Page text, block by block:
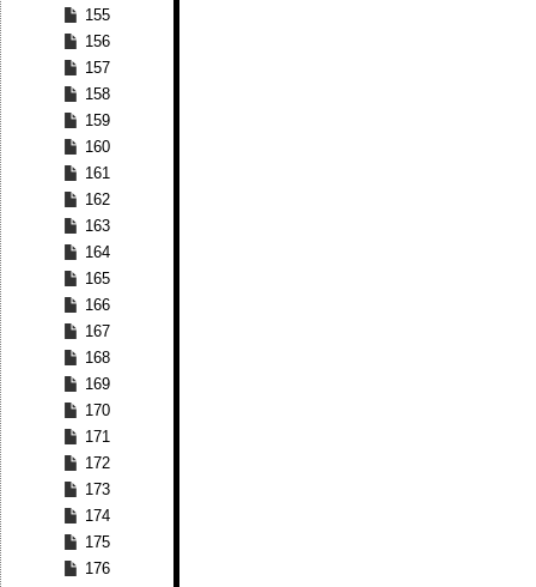
155
156
157
158
159
160
161
162
163
164
165
166
167
168
169
170
171
172
173
174
175
176